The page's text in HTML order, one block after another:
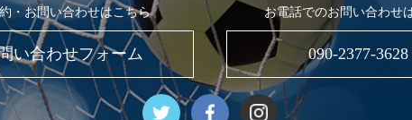
・お問い合わせはこちら
い合わせフォーム
お電話でのお問い合わせ
090-2377-3628